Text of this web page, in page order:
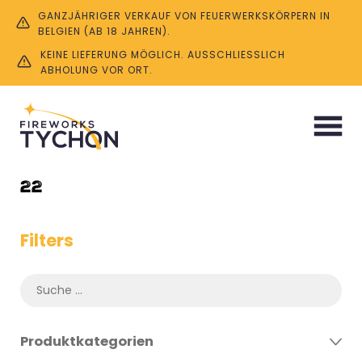
GANZJÄHRIGER VERKAUF VON FEUERWERKSKÖRPERN IN
BELGIEN (AB 18 JAHREN).
KEINE LIEFERUNG MÖGLICH. AUSSCHLIESSLICH A
BHOLUNG VOR ORT.
Start/ Product Effekte / 22
22
Filters
Produktkategorien